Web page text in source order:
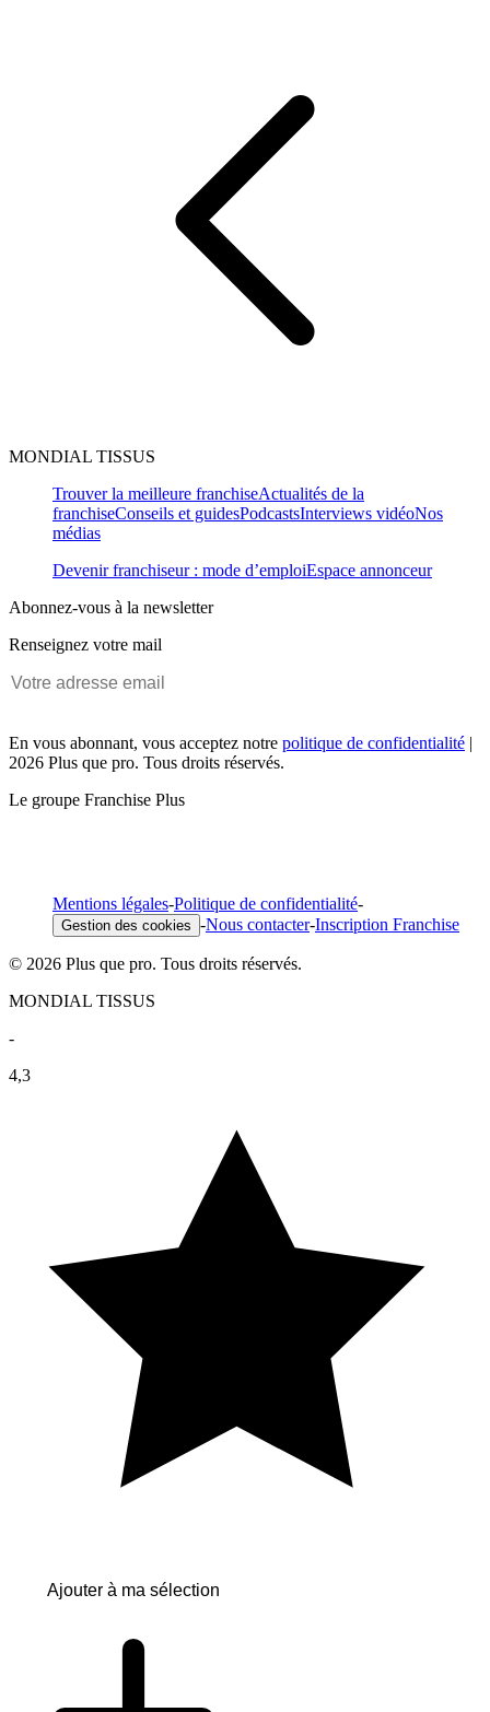
MONDIAL TISSUS
Trouver la meilleure franchiseActualités de la
franchiseConseils et guidesPodcastsInterviews vidéoNos
médias
Devenir franchiseur : mode d’emploiEspace annonceur
Abonnez-vous à la newsletter
Renseignez votre mail
En vous abonnant, vous acceptez notre politique de confidentialité |
2026 Plus que pro. Tous droits réservés.
Le groupe Franchise Plus
Mentions légales-Politique de confidentialité-
Gestion des cookies -Nous contacter-Inscription Franchise
© 2026 Plus que pro. Tous droits réservés.
MONDIAL TISSUS
-
4,3
Ajouter à ma sélection